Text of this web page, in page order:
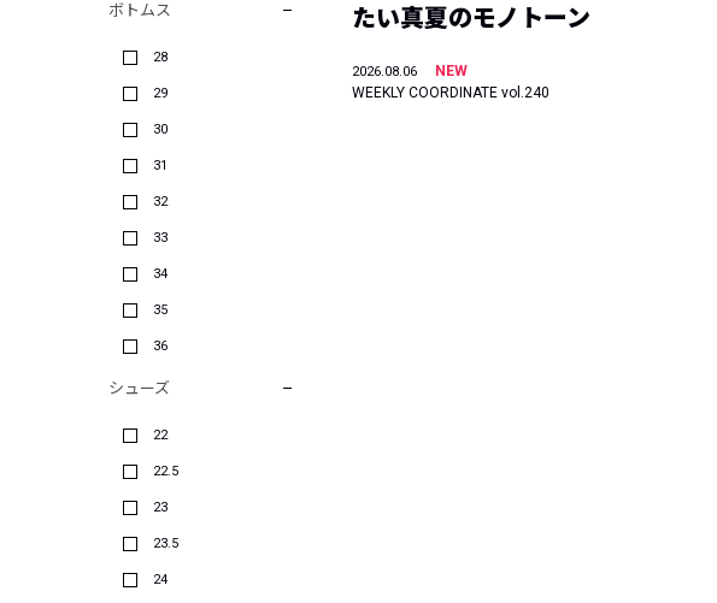
ボトムス
28
29
30
31
32
33
34
35
36
シューズ
22
22.5
23
23.5
24
たい真夏のモノトーン
2026.08.06
NEW
WEEKLY COORDINATE vol.240